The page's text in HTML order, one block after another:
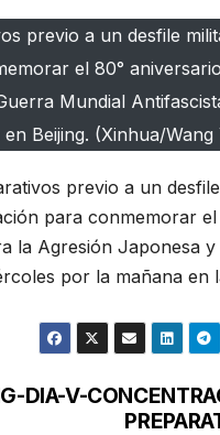
previo a un desfile
el 80°
Mundial
Beijing. (Xinhua/
previo a un
para conmemorar el
la Agresión Japonesa y
por la mañana en
DIA-V-